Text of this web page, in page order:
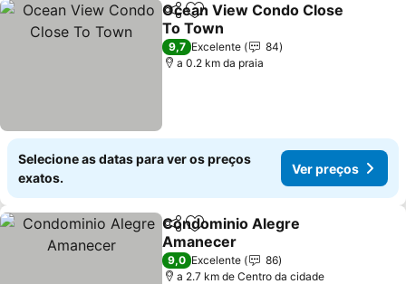
PartilharAdicionar aos favoritos
Ocean View Condo Close
To Town
Ver preços
9,7 Excelente
84
a 0.2 km da praia
Selecione as datas para ver os preços
exatos.
Ver preços
PartilharAdicionar aos favoritos
Condominio Alegre
Amanecer
Ver preços
9,0 Excelente
86
a 2.7 km de Centro da cidade